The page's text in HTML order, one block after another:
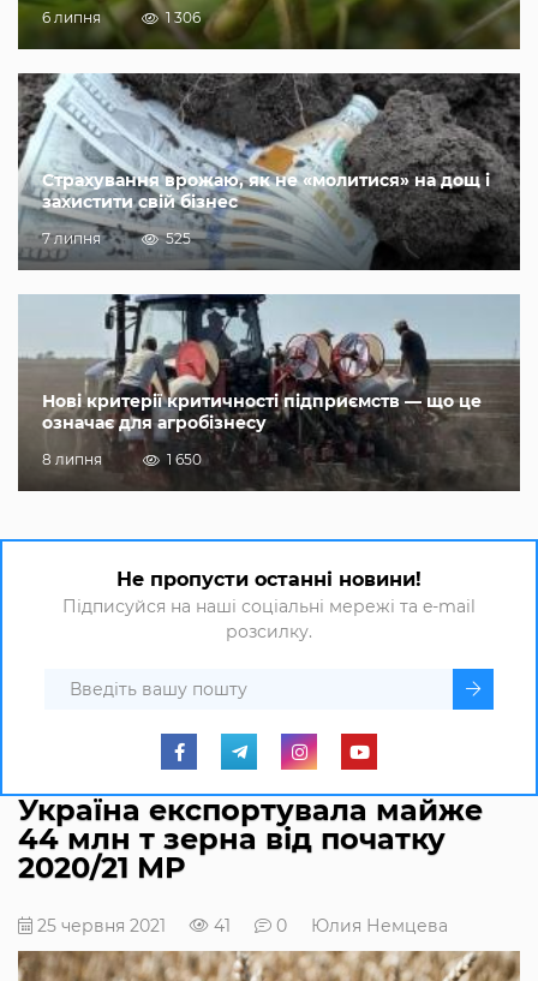
6 липня 1 306
Страхування врожаю, як не «молитися» на дощ і
захистити свій бізнес
7 липня 525
Нові критерії критичності підприємств — що це
означає для агробізнесу
8 липня 1 650
Не пропусти останні новини!
Підписуйся на наші соціальні мережі та e-mail
розсилку.
Україна експортувала майже
44 млн т зерна від початку
2020/21 МР
25 червня 2021 41 0 Юлия Немцева